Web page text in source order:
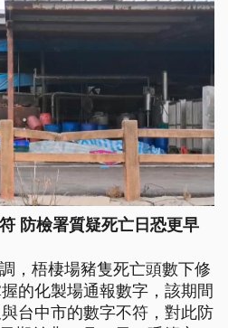
防檢署質疑死亡日恐更早
，梧棲場豬隻死亡頭數下修
的化製場通報數字，該期間
台中市的數字不符，對此防